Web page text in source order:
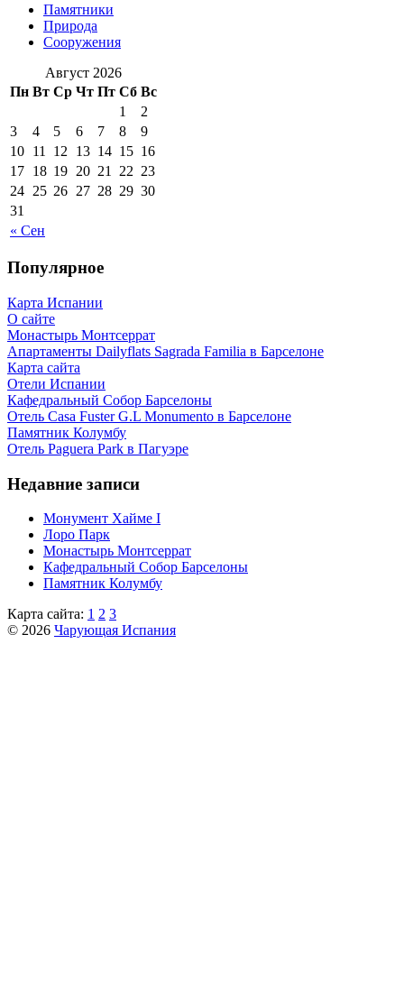
Памятники
Природа
Сооружения
Август 2026
Пн Вт Ср Чт Пт Сб Вс
« Сен
1
2
3
4 5 6 7 8
9
10 11 12 13 14 15 16
17 18 19 20 21 22 23
24 25 26 27 28 29 30
31
Популярное
Карта Испании
О сайте
Монастырь Монтсеррат
Апартаменты Dailyflats Sagrada Familia в Барселоне
Карта сайта
Отели Испании
Кафeдрaльный Собор Барселоны
Отель Casa Fuster G.L Monumento в Барселоне
Пaмятник Колумбу
Отель Paguera Park в Пагуэре
Недавние записи
Монумент Хайме I
Лоро Парк
Монастырь Монтсеррат
Кафeдрaльный Собор Барселоны
Пaмятник Колумбу
Карта сайта: 1 2 3
© 2026 Чарующая Испания